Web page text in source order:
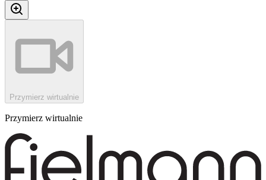
Przymierz wirtualnie
Przymierz wirtualnie